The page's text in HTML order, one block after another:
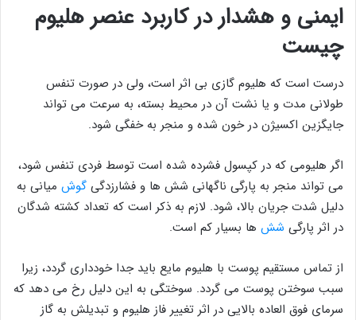
ایمنی و هشدار در کاربرد عنصر هلیوم
چیست
درست است که هلیوم گازی بی اثر است، ولی در صورت تنفس
طولانی مدت و یا نشت آن در محیط بسته، به سرعت می تواند
جایگزین اکسیژن در خون شده و منجر به خفگی شود.
اگر هلیومی که در کپسول فشرده شده است توسط فردی تنفس شود،
می تواند منجر به پارگی ناگهانی شش ها و فشارزدگی گوش میانی به
دلیل شدت جریان بالا، شود. لازم به ذکر است که تعداد کشته شدگان
در اثر پارگی شش ها بسیار کم است.
از تماس مستقیم پوست با هلیوم مایع باید جدا خودداری گردد، زیرا
سبب سوختن پوست می گردد. سوختگی به این دلیل رخ می دهد که
سرمای فوق العاده بالایی در اثر تغییر فاز هلیوم و تبدیلش به گاز